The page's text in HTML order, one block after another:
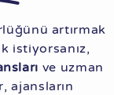
artırmak
istiyorsanız,
ve uzman
ajansların